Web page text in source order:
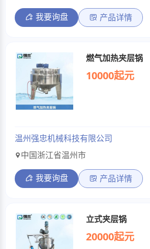
我要询盘 产品详情
燃气加热夹层锅
10000起元
温州强忠机械科技有限公司
中国浙江省温州市
我要询盘 产品详情
立式夹层锅
20000起元